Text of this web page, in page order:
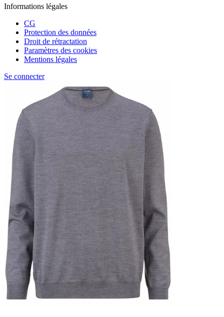
Informations légales
CG
Protection des données
Droit de rétractation
Paramètres des cookies
Mentions légales
Se connecter